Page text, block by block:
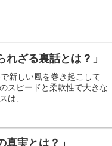
ざる裏話とは？」
新しい風を巻き起こして
スピードと柔軟性で大きな
は、...
実とは？」